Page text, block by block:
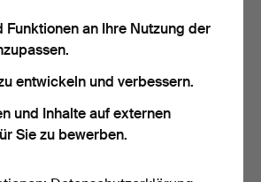
Hälf…
Mischtechnik "planet 14"…
4 Min 47 Sek
Funktionen an Ihre Nutzung der
entwickeln und verbessern.
und Inhalte auf externen
Sie zu bewerben.